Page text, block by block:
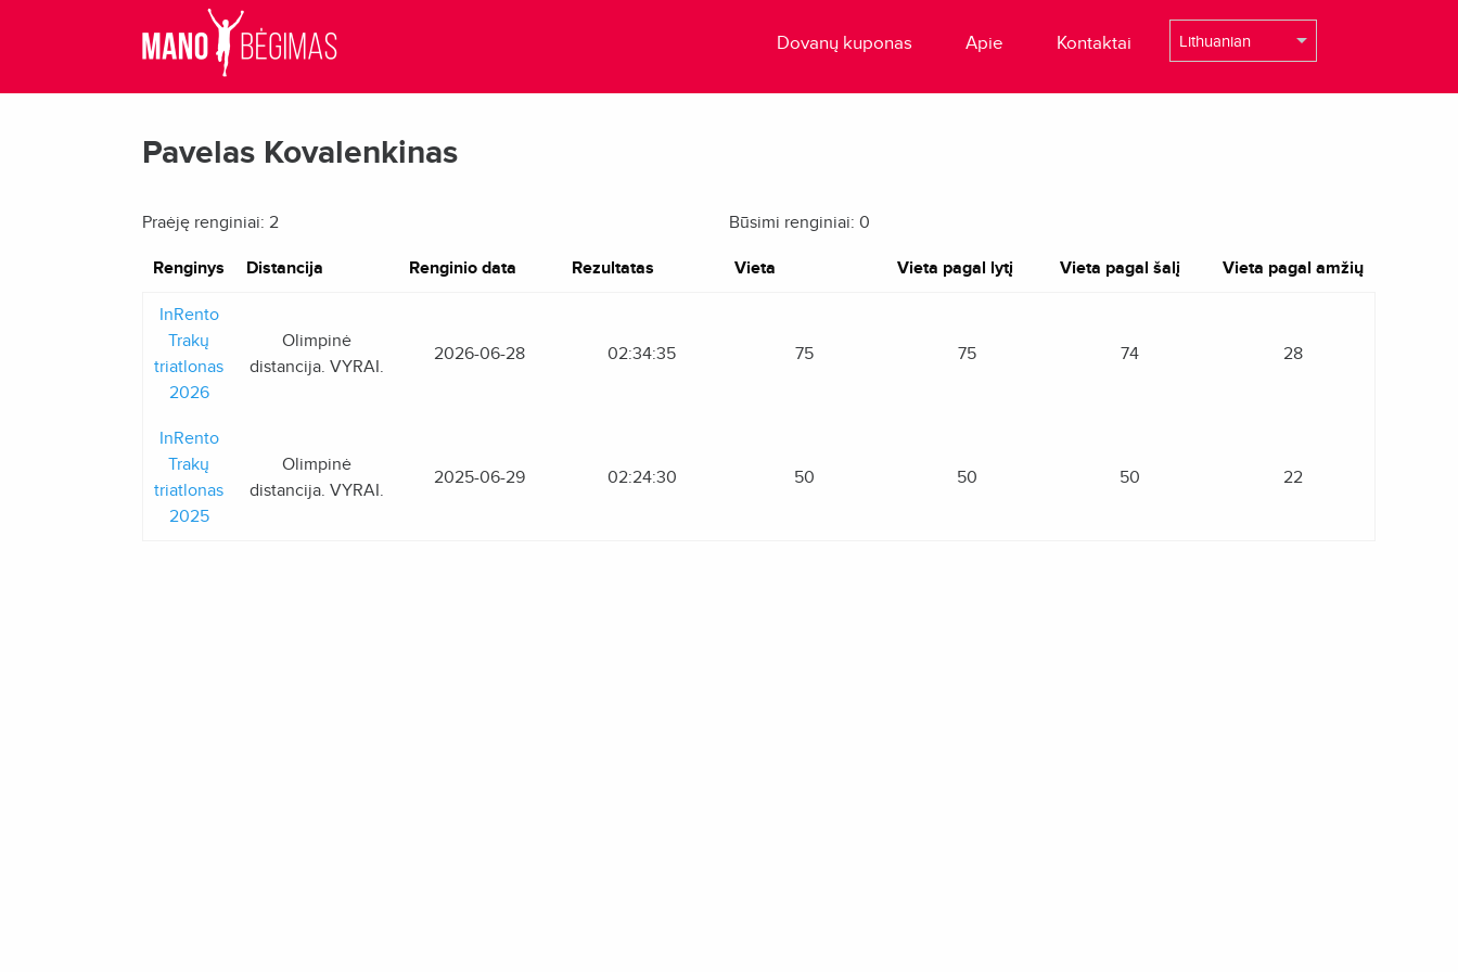
Dovanų kuponas Apie Kontaktai
Pavelas Kovalenkinas
Praėję renginiai: 2 Būsimi renginiai: 0
Renginys Distancija Renginio data Rezultatas Vieta Vieta pagal lytį Vieta pagal šalį Vieta pagal amžių
InRento
Trakų
triatlonas
2026
Olimpinė
distancija. VYRAI.
2026-06-28 02:34:35 75 75 74 28
InRento
Trakų
triatlonas
2025
Olimpinė
distancija. VYRAI.
2025-06-29 02:24:30 50 50 50 22